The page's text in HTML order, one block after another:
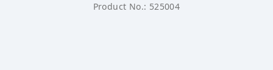
晨，您均可在住宿内享用早餐。 住宿提供各种美味的餐点选
Product No.: 525004